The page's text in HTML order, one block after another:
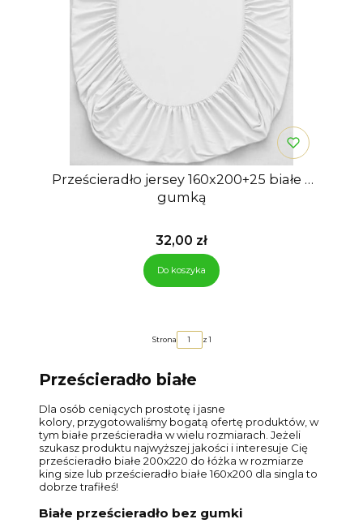
Prześcieradło jersey 160x200+25 białe z
gumką
Cena
32,00 zł
Do koszyka
Strona z 1
Prześcieradło białe
Dla osób ceniących prostotę i jasne
kolory, przygotowaliśmy bogatą ofertę produktów, w
tym białe prześcieradła w wielu rozmiarach. Jeżeli
szukasz produktu najwyższej jakości i interesuje Cię
prześcieradło białe 200x220 do łóżka w rozmiarze
king size lub prześcieradło białe 160x200 dla singla to
dobrze trafiłeś!
Białe prześcieradło bez gumki